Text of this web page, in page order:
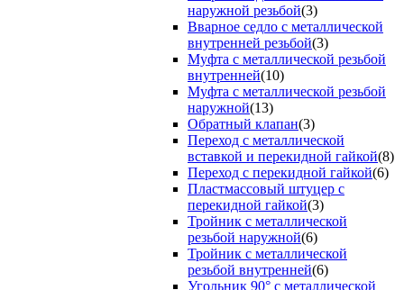
наружной резьбой(3)
Вварное седло с металлической
внутренней резьбой(3)
Муфта с металлической резьбой
внутренней(10)
Муфта с металлической резьбой
наружной(13)
Обратный клапан(3)
Переход с металлической
вставкой и перекидной гайкой(8)
Переход с перекидной гайкой(6)
Пластмассовый штуцер с
перекидной гайкой(3)
Тройник с металлической
резьбой наружной(6)
Тройник с металлической
резьбой внутренней(6)
Угольник 90° с металлической